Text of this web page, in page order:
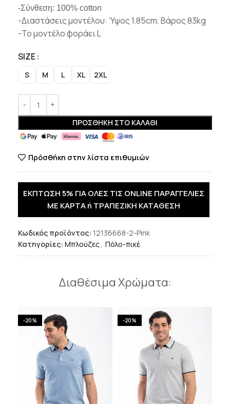
-Σύνθεση: 100% cotton
-Διαστάσεις μοντέλου: Ύψος 1.85cm, Βάρος 83kg
-Το μοντέλο φοράει L
SIZE
S M L XL 2XL
ΠΡΟΣΘΉΚΗ ΣΤΟ ΚΑΛΆΘΙ
Πρόσθήκη στην λίστα επιθυμιών
ΕΚΠΤΩΣΗ 5% ΓΙΑ ΟΛΕΣ ΤΙΣ ONLINE ΠΑΡΑΓΓΕΛΙΕΣ
ΜΕ ΚΑΡΤΑ ή ΤΡΑΠΕΖΙΚΗ ΚΑΤΑΘΕΣΗ
Κωδικός προϊόντος: 12136668-2-Pink
Κατηγορίες: Μπλούζες, Πόλο-πικέ
Διαθέσιμα Χρώματα:
-20% -20%